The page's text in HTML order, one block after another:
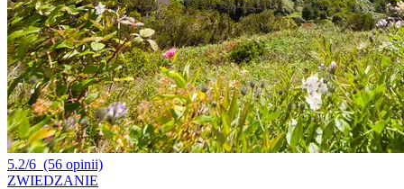
5.2/6 (56 opinii)
ZWIEDZANIE